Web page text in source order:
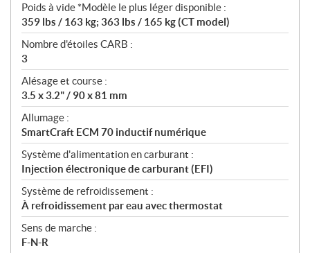
Poids à vide *Modèle le plus léger disponible :
359 lbs / 163 kg; 363 lbs / 165 kg (CT model)
Nombre d'étoiles CARB :
3
Alésage et course :
3.5 x 3.2" / 90 x 81 mm
Allumage :
SmartCraft ECM 70 inductif numérique
Système d'alimentation en carburant :
Injection électronique de carburant (EFI)
Système de refroidissement :
À refroidissement par eau avec thermostat
Sens de marche :
F-N-R